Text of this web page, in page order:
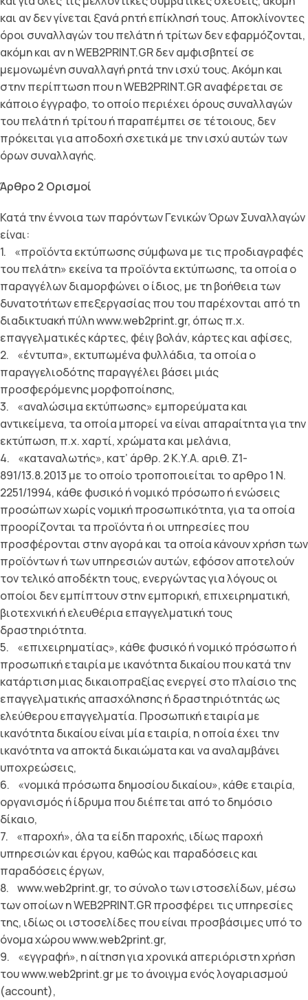
και αν δεν γίνεται ξανά ρητή επίκλησή τους. Αποκλίνοντες
όροι συναλλαγών του πελάτη ή τρίτων δεν εφαρµόζονται,
ακόµη και αν η WEB2PRINT.GR δεν αµφισβητεί σε
µεµονωµένη συναλλαγή ρητά την ισχύ τους. Ακόµη και
στην περίπτωση που η WEB2PRINT.GR αναφέρεται σε
κάποιο έγγραφο, το οποίο περιέχει όρους συναλλαγών
του πελάτη ή τρίτου ή παραπέµπει σε τέτοιους, δεν
πρόκειται για αποδοχή σχετικά µε την ισχύ αυτών των
όρων συναλλαγής.
Άρθρο 2 Ορισµοί
Κατά την έννοια των παρόντων Γενικών Όρων Συναλλαγών
είναι:
1. «προϊόντα εκτύπωσης σύµφωνα µε τις προδιαγραφές
του πελάτη» εκείνα τα προϊόντα εκτύπωσης, τα οποία ο
παραγγέλων διαµορφώνει ο ίδιος, µε τη βοήθεια των
δυνατοτήτων επεξεργασίας που του παρέχονται από τη
διαδικτυακή πύλη www.web2print.gr, όπως π.χ.
επαγγελµατικές κάρτες, φέιγ βολάν, κάρτες και αφίσες,
2. «έντυπα», εκτυπωµένα φυλλάδια, τα οποία ο
παραγγελιοδότης παραγγέλει βάσει µιάς
προσφερόµενης µορφοποίησης,
3. «αναλώσιµα εκτύπωσης» εµπορεύµατα και
αντικείµενα, τα οποία µπορεί να είναι απαραίτητα για την
εκτύπωση, π.χ. χαρτί, χρώµατα και µελάνια,
4. «καταναλωτής», κατ’ άρθρ. 2 Κ.Υ.Α. αριθ. Z1-
891/13.8.2013 µε το οποίο τροποποιείται το αρθρο 1 Ν.
2251/1994, κάθε φυσικό ή νοµικό πρόσωπο ή ενώσεις
προσώπων χωρίς νοµική προσωπικότητα, για τα οποία
προορίζονται τα προϊόντα ή οι υπηρεσίες που
προσφέρονται στην αγορά και τα οποία κάνουν χρήση των
προϊόντων ή των υπηρεσιών αυτών, εφόσον αποτελούν
τον τελικό αποδέκτη τους, ενεργώντας για λόγους οι
οποίοι δεν εµπίπτουν στην εµπορική, επιχειρηµατική,
βιοτεχνική ή ελευθέρια επαγγελµατική τους
δραστηριότητα.
5. «επιχειρηµατίας», κάθε φυσικό ή νοµικό πρόσωπο ή
προσωπική εταιρία µε ικανότητα δικαίου που κατά την
κατάρτιση µιας δικαιοπραξίας ενεργεί στο πλαίσιο της
επαγγελµατικής απασχόλησης ή δραστηριότητάς ως
ελεύθερου επαγγελµατία. Προσωπική εταιρία µε
ικανότητα δικαίου είναι µία εταιρία, η οποία έχει την
ικανότητα να αποκτά δικαιώµατα και να αναλαµβάνει
υποχρεώσεις,
6. «νοµικά πρόσωπα δηµοσίου δικαίου», κάθε εταιρία,
οργανισµός ή ίδρυµα που διέπεται από το δηµόσιο
δίκαιο,
7. «παροχή», όλα τα είδη παροχής, ιδίως παροχή
υπηρεσιών και έργου, καθώς και παραδόσεις και
παραδόσεις έργων,
8. www.web2print.gr, το σύνολο των ιστοσελίδων, µέσω
των οποίων η WEB2PRINT.GR προσφέρει τις υπηρεσίες
της, ιδίως οι ιστοσελίδες που είναι προσβάσιµες υπό το
όνοµα χώρου www.web2print.gr,
9. «εγγραφή», η αίτηση για χρονικά απεριόριστη χρήση
του www.web2print.gr µε το άνοιγµα ενός λογαριασµού
(account),